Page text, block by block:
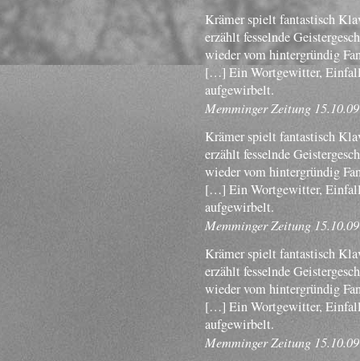
Krämer spielt fantastisch
erzählt fesselnde
wieder vom hintergründig
[…] Ein Wortgewitter,
aufgewirbelt.
Memminger Zeitung 15.10.09
Krämer spielt fantastisch
erzählt fesselnde
wieder vom hintergründig
[…] Ein Wortgewitter,
aufgewirbelt.
Memminger Zeitung 15.10.09
Krämer spielt fantastisch
erzählt fesselnde
wieder vom hintergründig
[…] Ein Wortgewitter,
aufgewirbelt.
Memminger Zeitung 15.10.09